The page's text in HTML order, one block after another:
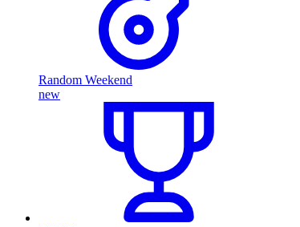
Random Weekend
new